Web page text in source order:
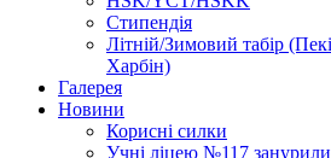
Стипендія
Літній/Зимовий табір
Харбін)
Галерея
Новини
Корисні силки
Учні ліцею №117